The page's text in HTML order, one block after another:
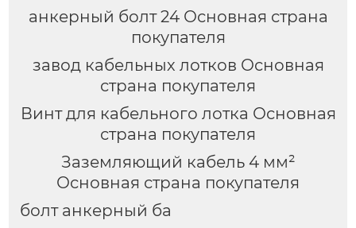
анкерный болт 24 Основная страна
покупателя
завод кабельных лотков Основная
страна покупателя
Винт для кабельного лотка Основная
страна покупателя
Заземляющий кабель 4 мм²
Основная страна покупателя
болт анкерный ба